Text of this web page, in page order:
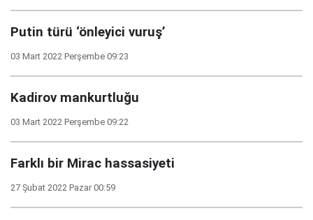
Putin türü ‘önleyici vuruş’
03 Mart 2022 Perşembe 09:23
Kadirov mankurtluğu
03 Mart 2022 Perşembe 09:22
Farklı bir Mirac hassasiyeti
27 Şubat 2022 Pazar 00:59